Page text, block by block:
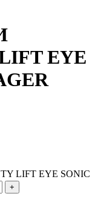
EYE
LIFT EYE SONIC